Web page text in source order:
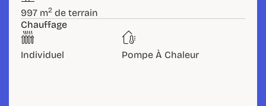
997 m2 de terrain
Chauffage
Individuel Pompe À Chaleur